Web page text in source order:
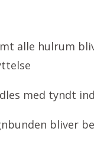
alle hulrum
med tyndt
bliver